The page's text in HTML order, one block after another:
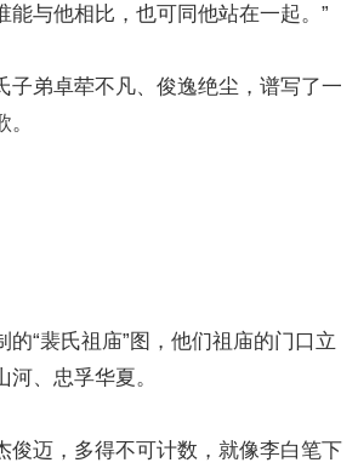
能与他相比，也可同他站在一起。”
子弟卓荦不凡、俊逸绝尘，谱写了一
的“裴氏祖庙”图，他们祖庙的门口立
、忠孚华夏。
俊迈，多得不可计数，就像李白笔下